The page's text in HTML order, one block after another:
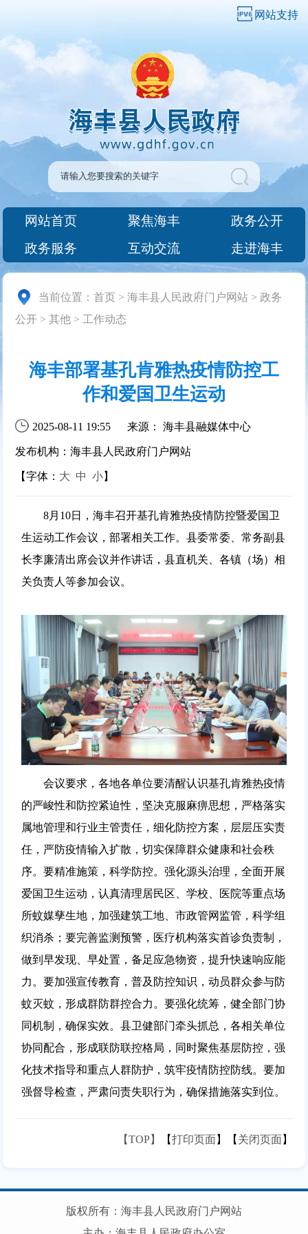
网站支持
网站首页 聚焦海丰
政务公开
政务服务
互动交流 走进海丰
当前位置：首页 >海丰县人民政府门户网站 >政务
公开 >其他 > 工作动态
海丰部署基孔肯雅热疫情防控工
作和爱国卫生运动
2025-08-11 19:55 来源： 海丰县融媒体中心
发布机构：海丰县人民政府门户网站
【字体： 大 中 小】
8月10日，海丰召开基孔肯雅热疫情防控暨爱国卫
生运动工作会议，部署相关工作。县委常委、常务副县
长李廉清出席会议并作讲话，县直机关、各镇（场）相
关负责人等参加会议。
会议要求，各地各单位要清醒认识基孔肯雅热疫情
的严峻性和防控紧迫性，坚决克服麻痹思想，严格落实
属地管理和行业主管责任，细化防控方案，层层压实责
任，严防疫情输入扩散，切实保障群众健康和社会秩
序。要精准施策，科学防控。强化源头治理，全面开展
爱国卫生运动，认真清理居民区、学校、医院等重点场
所蚊媒孳生地，加强建筑工地、市政管网监管，科学组
织消杀；要完善监测预警，医疗机构落实首诊负责制，
做到早发现、早处置，备足应急物资，提升快速响应能
力。要加强宣传教育，普及防控知识，动员群众参与防
蚊灭蚊，形成群防群控合力。要强化统筹，健全部门协
同机制，确保实效。县卫健部门牵头抓总，各相关单位
协同配合，形成联防联控格局，同时聚焦基层防控，强
化技术指导和重点人群防护，筑牢疫情防控防线。要加
强督导检查，严肃问责失职行为，确保措施落实到位。
【TOP】 【打印页面】【 关闭页面】
版权所有：海丰县人民政府门户网站